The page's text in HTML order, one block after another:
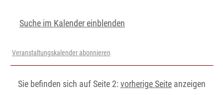
Suche im Kalender einblenden
Veranstaltungskalender abonnieren
Sie befinden sich auf Seite 2: vorherige Seiteanzeigen